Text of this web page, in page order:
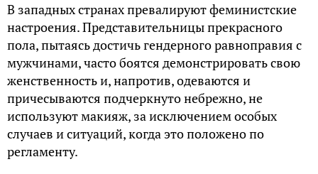
В западных странах превалируют феминистские
настроения. Представительницы прекрасного
пола, пытаясь достичь гендерного равноправия с
мужчинами, часто боятся демонстрировать свою
женственность и, напротив, одеваются и
причесываются подчеркнуто небрежно, не
используют макияж, за исключением особых
случаев и ситуаций, когда это положено по
регламенту.